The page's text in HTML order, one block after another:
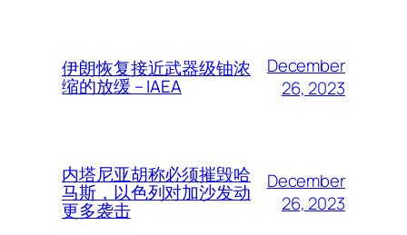
伊朗恢复接近武器级铀浓
缩的放缓 – IAEA
December
26, 2023
内塔尼亚胡称必须摧毁哈
马斯，以色列对加沙发动
更多袭击
December
26, 2023